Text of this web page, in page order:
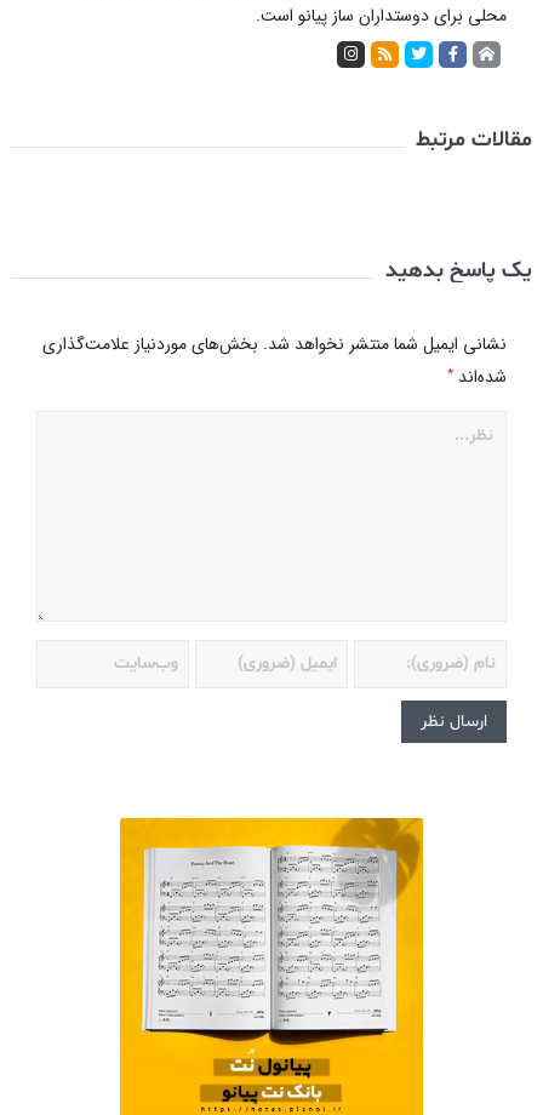
محلی برای دوستداران ساز پیانو است.
مقالات مرتبط
یک پاسخ بدهید
نشانی ایمیل شما منتشر نخواهد شد. بخش‌های موردنیاز علامت‌گذاری
شده‌اند *